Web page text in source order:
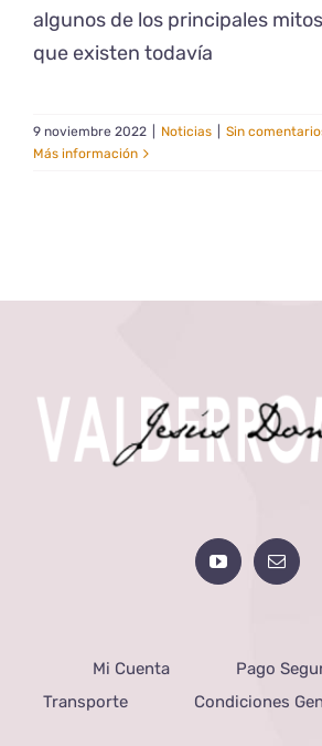
algunos de los principales
que existen todavía
9 noviembre 2022 Noticias
Sin
Más información
Mi Cuenta
Pago
Transporte
Condiciones